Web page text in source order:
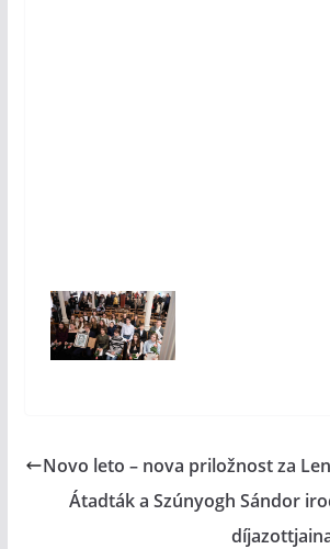
Novo leto – nova priložnost za
Átadták a Szúnyogh Sándor